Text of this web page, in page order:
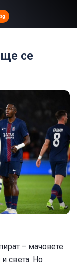
се
– мачовете
света. Но